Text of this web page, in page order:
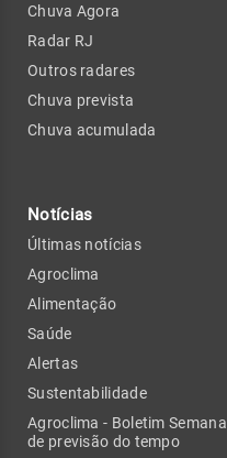
Chuva Agora
Radar RJ
Outros radares
Chuva prevista
Chuva acumulada
Notícias
Últimas notícias
Agroclima
Alimentação
Saúde
Alertas
Sustentabilidade
Agroclima - Boletim Semanal
de previsão do tempo